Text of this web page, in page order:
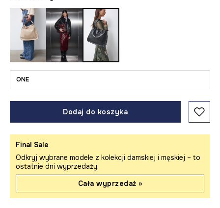
ONE
Dodaj do koszyka
Final Sale
Odkryj wybrane modele z kolekcji damskiej i męskiej – to
ostatnie dni wyprzedaży.
Cała wyprzedaż »